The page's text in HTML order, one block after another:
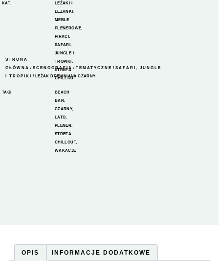
KAT.
LEŻAKI I
LEŻANKI
MEBLE
PLENEROWE
PIRACI
SAFARI,
JUNGLE I
TROPIKI
STREFA
CHILLOUT
TAGI
BEACH
BAR,
CZARNY,
LATO
PLENER
STREFA
CHILLOUT,
WAKACJE
STRONA
GŁÓWNA / SCENOGRAFIA /TEMATYCZNE /SAFARI, JUNGLE
I TROPIKI
/ LEŻAK DREWNIANY CZARNY
OPIS INFORMACJE DODATKOWE